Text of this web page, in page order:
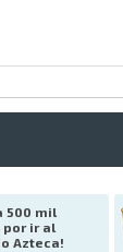
500 mil
por ir al
Azteca!